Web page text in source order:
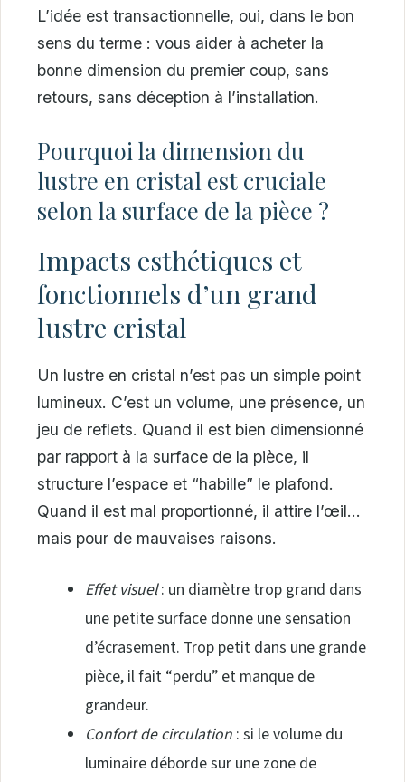
L’idée est transactionnelle, oui, dans le bon
sens du terme : vous aider à acheter la
bonne dimension du premier coup, sans
retours, sans déception à l’installation.
Pourquoi la dimension du
lustre en cristal est cruciale
selon la surface de la pièce ?
Impacts esthétiques et
fonctionnels d’un grand
lustre cristal
Un lustre en cristal n’est pas un simple point
lumineux. C’est un volume, une présence, un
jeu de reflets. Quand il est bien dimensionné
par rapport à la surface de la pièce, il
structure l’espace et “habille” le plafond.
Quand il est mal proportionné, il attire l’œil…
mais pour de mauvaises raisons.
Effet visuel: un diamètre trop grand dans
une petite surface donne une sensation
d’écrasement. Trop petit dans une grande
pièce, il fait “perdu” et manque de
grandeur.
Confort de circulation: si le volume du
luminaire déborde sur une zone de